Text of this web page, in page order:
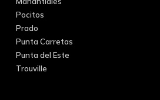
Pocitos
Prado
Punta Carretas
Punta del Este
Trouville